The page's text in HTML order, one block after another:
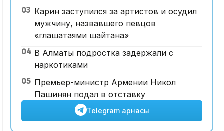
03 Карин заступился за артистов и осудил
мужчину, назвавшего певцов
«глашатаями шайтана»
04 В Алматы подростка задержали с
наркотиками
05 Премьер-министр Армении Никол
Пашинян подал в отставку
Telegram арнасы